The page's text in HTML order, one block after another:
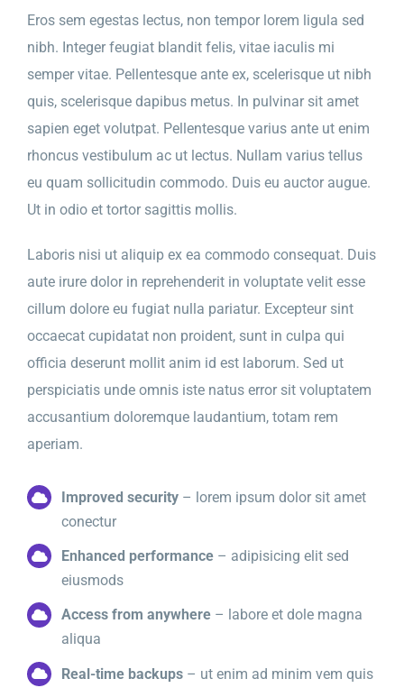
Eros sem egestas lectus, non tempor lorem ligula sed
nibh. Integer feugiat blandit felis, vitae iaculis mi
semper vitae. Pellentesque ante ex, scelerisque ut nibh
quis, scelerisque dapibus metus. In pulvinar sit amet
sapien eget volutpat. Pellentesque varius ante ut enim
rhoncus vestibulum ac ut lectus. Nullam varius tellus
eu quam sollicitudin commodo. Duis eu auctor augue.
Ut in odio et tortor sagittis mollis.
Laboris nisi ut aliquip ex ea commodo consequat. Duis
aute irure dolor in reprehenderit in voluptate velit esse
cillum dolore eu fugiat nulla pariatur. Excepteur sint
occaecat cupidatat non proident, sunt in culpa qui
officia deserunt mollit anim id est laborum. Sed ut
perspiciatis unde omnis iste natus error sit voluptatem
accusantium doloremque laudantium, totam rem
aperiam.
Improved security – lorem ipsum dolor sit amet
conectur
Enhanced performance – adipisicing elit sed
eiusmods
Access from anywhere – labore et dole magna
aliqua
Real-time backups – ut enim ad minim vem quis